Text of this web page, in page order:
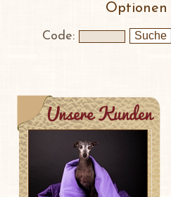
Optionen
Code: